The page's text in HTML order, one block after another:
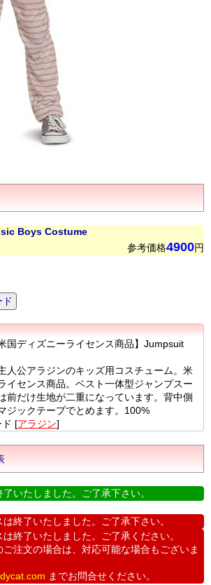
Boys Costume
参考価格4900円
国ディズニーライセンス商品】Jumpsuit
人公アラジンのキッズ用コスチューム。米
イセンス商品。ベスト一体型ジャンプスー
前だけ生地が二重になっています。背中側
ジックテープでとめます。100%
ド [アラジン]
いたしました。ご了承下さい。
終了いたしました。ご了承下さい。
終了いたしました。ご了承ください。
注文の場合は、対応可能な場合もございま
までお問合せください。